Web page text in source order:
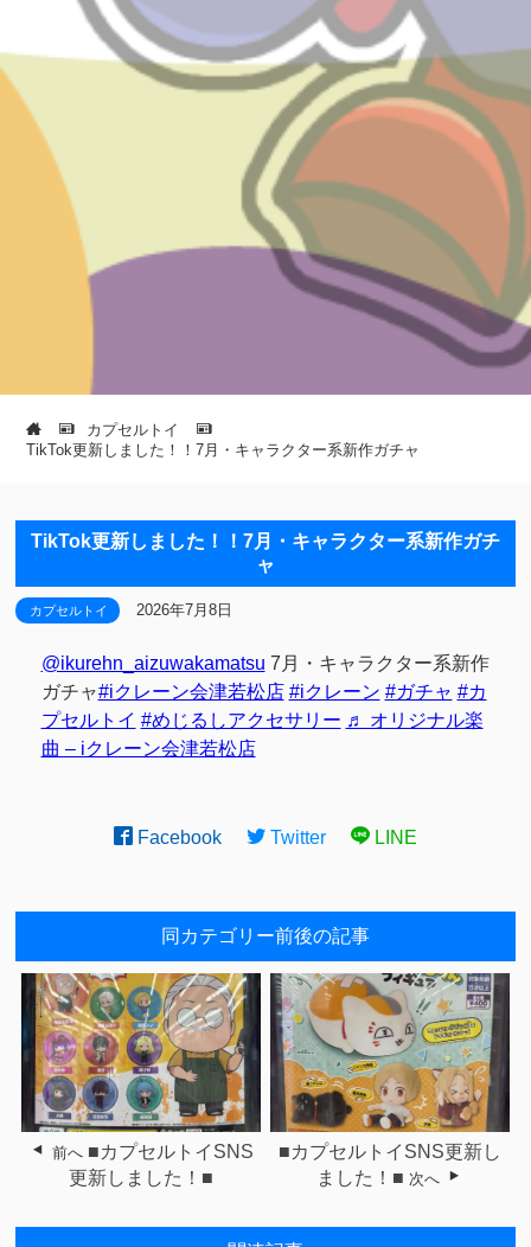
カプセルトイ
TikTok更新しました！！7月・キャラクター系新作ガチャ
TikTok更新しました！！7月・キャラクター系新作ガチ
ャ
カプセルトイ 2026年7月8日
@ikurehn_aizuwakamatsu 7月・キャラクター系新作
ガチャ#iクレーン会津若松店 #iクレーン #ガチャ #カ
プセルトイ #めじるしアクセサリー ♬ オリジナル楽
曲 – iクレーン会津若松店
Facebook Twitter LINE
同カテゴリー前後の記事
前へ ■カプセルトイSNS
更新しました！■
■カプセルトイSNS更新し
ました！■ 次へ